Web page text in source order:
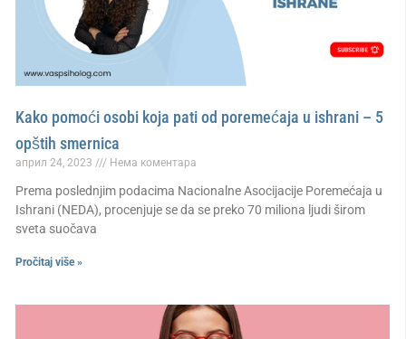
Kako pomoći osobi koja pati od poremećaja u ishrani – 5
opštih smernica
април 24, 2023 Нема коментара
Prema poslednjim podacima Nacionalne Asocijacije Poremećaja u
Ishrani (NEDA), procenjuje se da se preko 70 miliona ljudi širom
sveta suočava
Pročitaj više »